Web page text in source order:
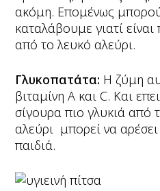
ακόμη. Επομένως
καταλάβουμε γιατί είναι
από το λευκό αλεύρι.
Γλυκοπατάτα: Η ζύμη
βιταμίνη Α και C. Και
σίγουρα πιο γλυκιά από
αλεύρι μπορεί να
παιδιά.